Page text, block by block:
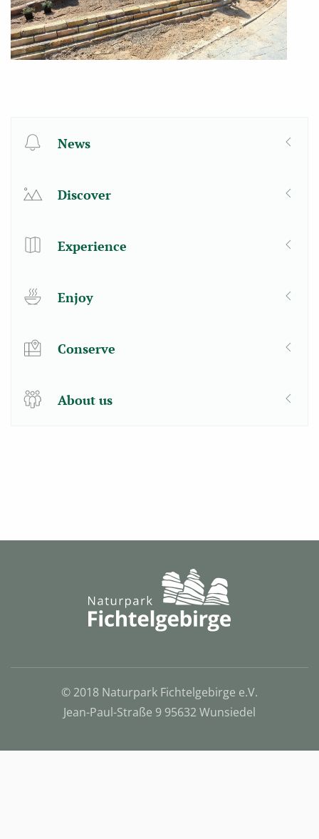
News
Discover
Experience
Enjoy
Conserve
About us
© 2018 Naturpark Fichtelgebirge e.V.
Jean-Paul-Straße 9 95632 Wunsiedel